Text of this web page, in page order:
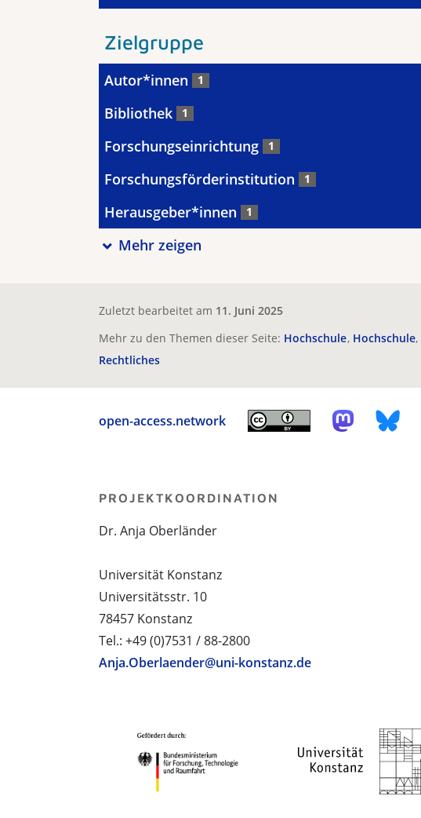
Zielgruppe
Autor*innen 1
Bibliothek 1
Forschungseinrichtung 1
Forschungsförderinstitution 1
Herausgeber*innen 1
Mehr zeigen
Zuletzt bearbeitet am 11. Juni 2025
Mehr zu den Themen dieser Seite: Hochschule Hochschule
Rechtliches
open-access.network
PROJEKTKOORDINATION
Dr. Anja Oberländer
Universität Konstanz
Universitätsstr. 10
78457 Konstanz
Tel.: +49 (0)7531 / 88-2800
Anja.Oberlaender@uni-konstanz.de